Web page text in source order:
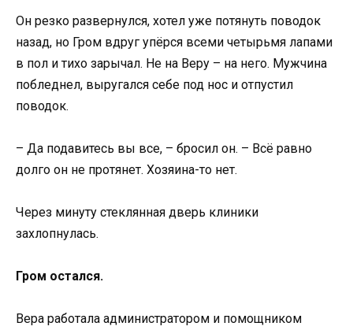
Он резко развернулся, хотел уже потянуть поводок
назад, но Гром вдруг упёрся всеми четырьмя лапами
в пол и тихо зарычал. Не на Веру – на него. Мужчина
побледнел, выругался себе под нос и отпустил
поводок.
– Да подавитесь вы все, – бросил он. – Всё равно
долго он не протянет. Хозяина-то нет.
Через минуту стеклянная дверь клиники
захлопнулась.
Гром остался.
Вера работала администратором и помощником